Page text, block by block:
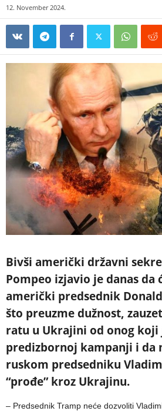
12. November 2024.
Bivši američki državni
Pompeo izjavio je danas da
američki predsednik
što preuzme dužnost,
ratu u Ukrajini od onog koji
predizbornoj kampanji i da
ruskom predsedniku
“prođe” kroz Ukrajinu.
– Predsednik Tramp neće dozvoliti